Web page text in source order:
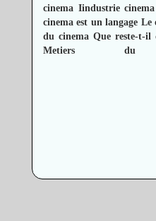
cinema Iindustrie cinema
cinema est un langage Le
du cinema Que reste-t-il
Metiers du